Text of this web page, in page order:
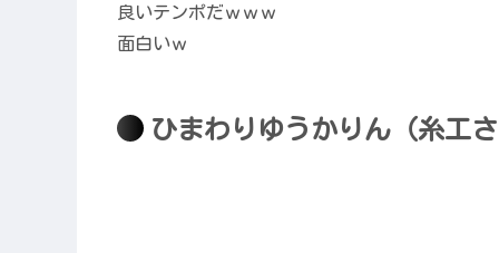
良いテンポだｗｗｗ
面白いｗ
ひまわりゆうかりん（糸工